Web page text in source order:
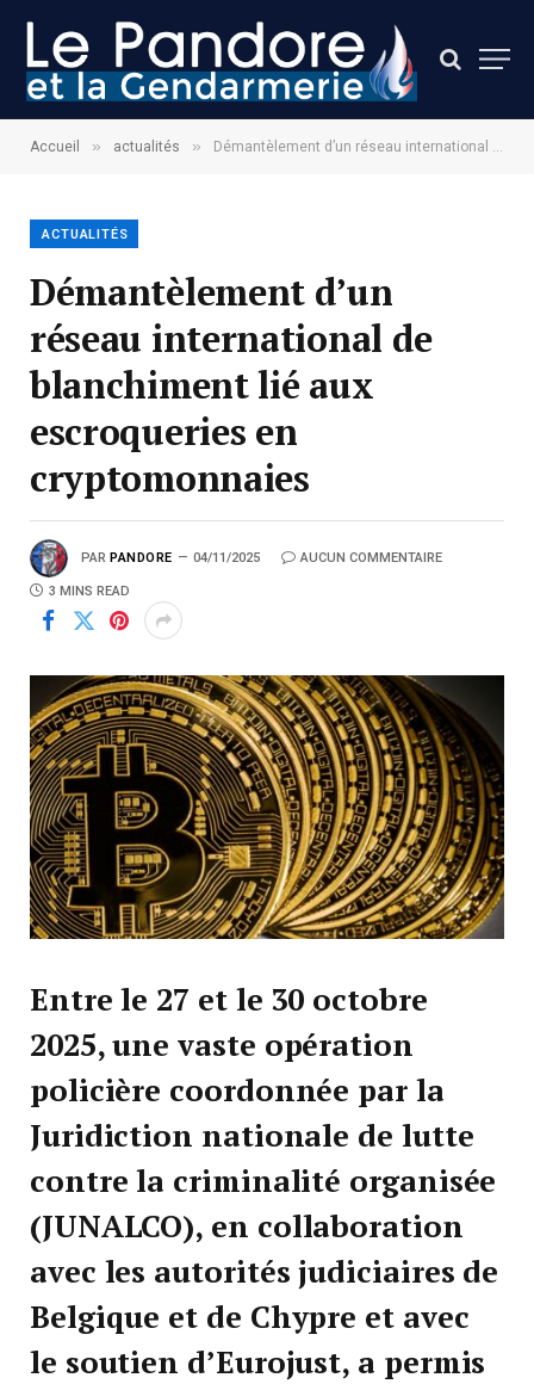
Accueil » actualités » Démantèlement d’un réseau international de blanchiment lié aux escroqueries en cryptomonnaies
ACTUALITÉS
Démantèlement d’un
réseau international de
blanchiment lié aux
escroqueries en
cryptomonnaies
PAR PANDORE 04/11/2025 AUCUN COMMENTAIRE
3 MINS READ
Entre le 27 et le 30 octobre
2025, une vaste opération
policière coordonnée par la
Juridiction nationale de lutte
contre la criminalité organisée
(JUNALCO), en collaboration
avec les autorités judiciaires de
Belgique et de Chypre et avec
le soutien d’Eurojust, a permis